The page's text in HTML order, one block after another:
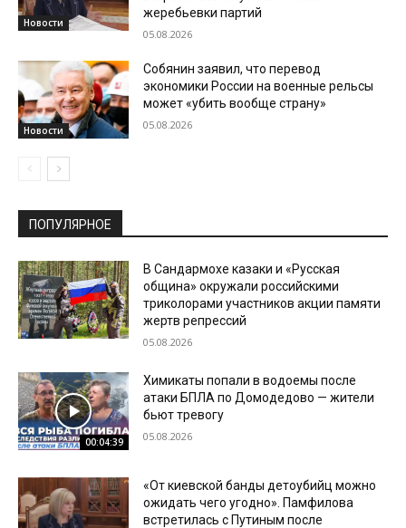
Новости
жеребьевки партий
05.08.2026
Новости
Собянин заявил, что перевод
экономики России на военные рельсы
может «убить вообще страну»
05.08.2026
ПОПУЛЯРНОЕ
В Сандармохе казаки и «Русская
община» окружали российскими
триколорами участников акции памяти
жертв репрессий
05.08.2026
00:04:39
Химикаты попали в водоемы после
атаки БПЛА по Домодедово — жители
бьют тревогу
05.08.2026
«От киевской банды детоубийц можно
ожидать чего угодно». Памфилова
встретилась с Путиным после